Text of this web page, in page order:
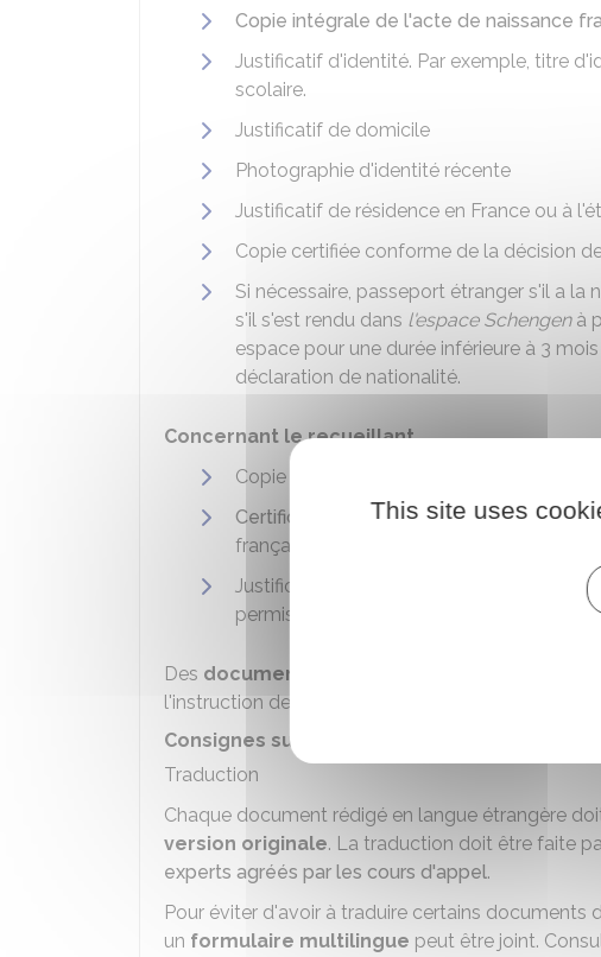
Copie intégrale de l'acte de naissance
Justificatif d'identité. Par exemple, titre
scolaire.
Justificatif de domicile
Photographie d'identité récente
Justificatif de résidence en France ou à
Copie certifiée conforme de la décision
Si nécessaire, passeport étranger s'il a la
s'il s'est rendu dans l'espace Schengenà
espace pour une durée inférieure à 3
déclaration de nationalité.
Concernant le recueillant
Copie intégrale de l'acte de naissance
Certificat de nationalité française ou
française
Justificatif d'identité. Par exemple, carte
permis de conduire.
Des documents complémentaires
pourront
l'instruction de votre demande en fonction de
Consignes sur les documents à fournir
Traduction
Chaque document rédigé en langue étrangère
version originale. La traduction doit être faite
experts agréés par les cours d'appel.
Pour éviter d'avoir à traduire certains documents
un formulaire multilingue peut être joint.
This site uses